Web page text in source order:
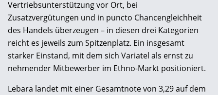
Vertriebsunterstützung vor Ort, bei
Zusatzvergütungen und in puncto Chancengleichheit
des Handels überzeugen – in diesen drei Kategorien
reicht es jeweils zum Spitzenplatz. Ein insgesamt
starker Einstand, mit dem sich Variatel als ernst zu
nehmender Mitbewerber im Ethno-Markt positioniert.
Lebara landet mit einer Gesamtnote von 3,29 auf dem